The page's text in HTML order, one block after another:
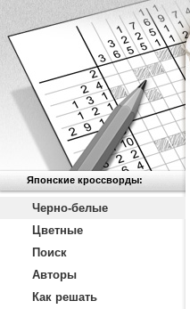
Японские кроссворды:
Черно-белые
Цветные
Поиск
Авторы
Как решать